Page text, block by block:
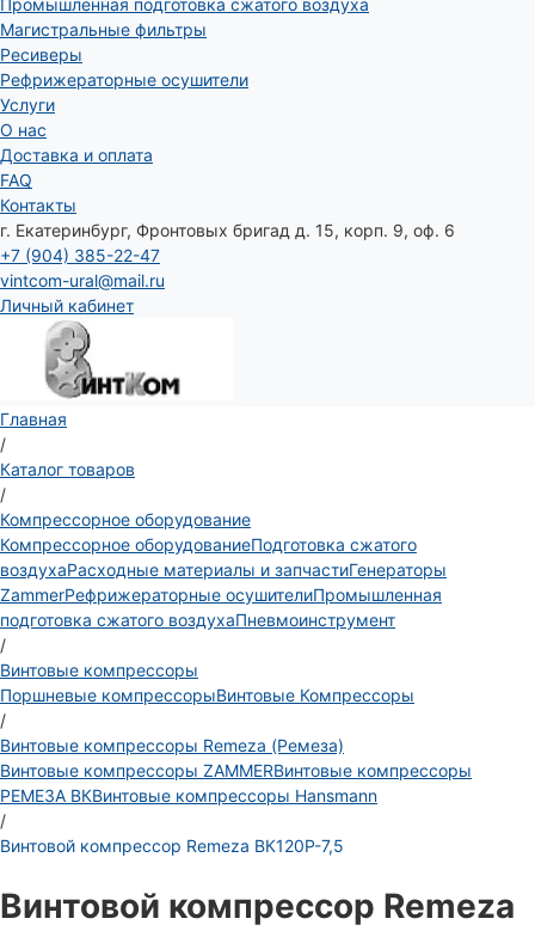
Промышленная подготовка сжатого воздуха
Магистральные фильтры
Ресиверы
Рефрижераторные осушители
Услуги
О нас
Доставка и оплата
FAQ
Контакты
г. Екатеринбург, Фронтовых бригад д. 15, корп. 9, оф. 6
+7 (904) 385-22-47
vintcom-ural@mail.ru
Личный кабинет
Главная
/
Каталог товаров
/
Компрессорное оборудование
Компрессорное оборудованиеПодготовка сжатого
воздухаРасходные материалы и запчастиГенераторы
ZammerРефрижераторные осушителиПромышленная
подготовка сжатого воздухаПневмоинструмент
/
Винтовые компрессоры
Поршневые компрессорыВинтовые Компрессоры
/
Винтовые компрессоры Remeza (Ремеза)
Винтовые компрессоры ZAMMERВинтовые компрессоры
РЕМЕЗА ВКВинтовые компрессоры Hansmann
/
Винтовой компрессор Remeza ВК120Р-7,5
Винтовой компрессор Remeza